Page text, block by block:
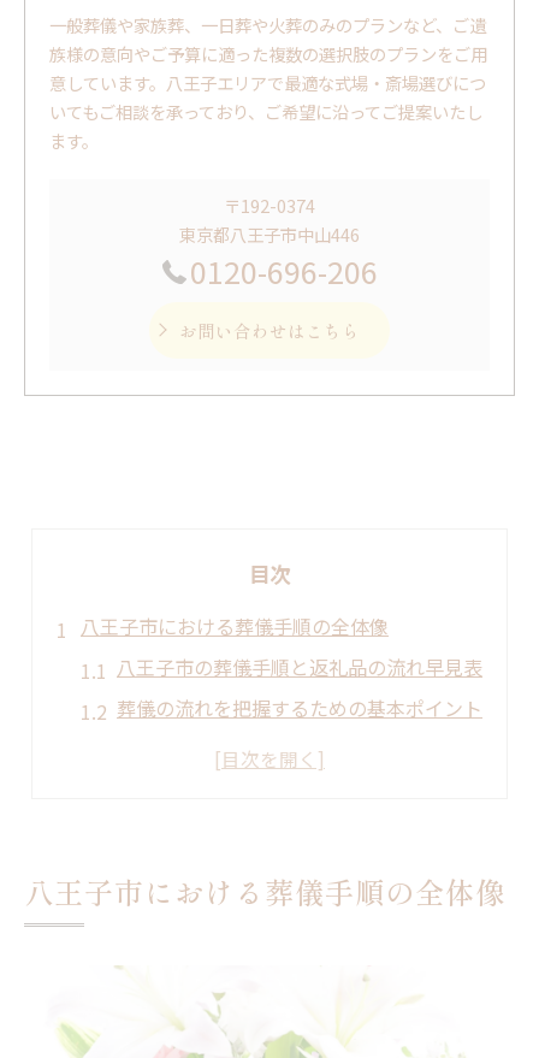
一般葬儀や家族葬、一日葬や火葬のみのプランなど、ご遺
族様の意向やご予算に適った複数の選択肢のプランをご用
意しています。八王子エリアで最適な式場・斎場選びにつ
いてもご相談を承っており、ご希望に沿ってご提案いたし
ます。
〒192-0374
東京都八王子市中山446
0120-696-206
お問い合わせはこちら
目次
八王子市における葬儀手順の全体像
八王子市の葬儀手順と返礼品の流れ早見表
葬儀の流れを把握するための基本ポイント
地域慣習が反映される八王子市の葬儀特徴
家族の負担を減らす葬儀の進め方とは
事前準備で家族の負担を軽減する方法一覧
返礼品手配をスムーズに進めるコツ
負担減につながる葬儀手順のポイント
八王子市における葬儀手順の全体像